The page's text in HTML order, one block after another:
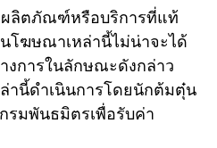
ลิตภัณฑ์หรือบริการที่แท้
โฆษณาเหล่านี้ไม่น่าจะได้
งการในลักษณะดังกล่าว
านี้ดำเนินการโดยนักต้มตุ๋น
รมพันธมิตรเพื่อรับค่า